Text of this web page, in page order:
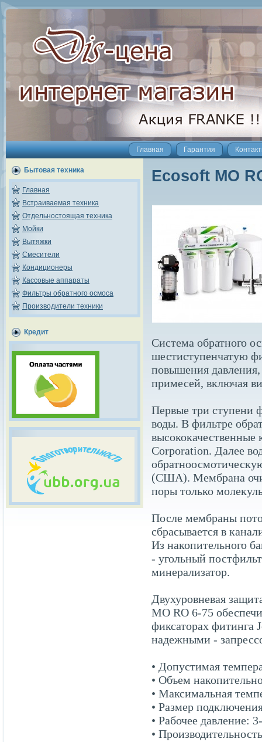
Главная Гарантия
Бытовая техника
Главная
Встраиваемая техника
Отдельностоящая техника
Мойки
Вытяжки
Смесители
Кондиционеры
Кассовые аппараты
Фильтры обратного осмоса
Производители техники
Кредит
Ecosoft MO
Система обратного
шестиступенчатую
повышения давления,
примесей, включая
Первые три ступени
воды. В фильтре
Corporation. Далее
(США). Мембрана
поры только
После мембраны
сбрасывается в
Из накопительного
- угольный
минерализатор.
Двухуровневая
MO RO 6-75
фиксаторах фитинга
надежными -
• Допустимая
• Объем
• Максимальная
• Размер
• Рабочее давление:
•